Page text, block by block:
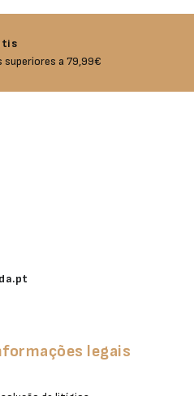
superiores a 79,99€
legais